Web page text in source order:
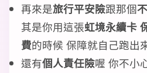
再來是旅行平安險跟那個
其是你用這張虹境永續卡
費的時候 保障就自己跑出
還有個人責任險喔 你不小